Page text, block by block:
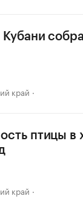
край
птицы в
край